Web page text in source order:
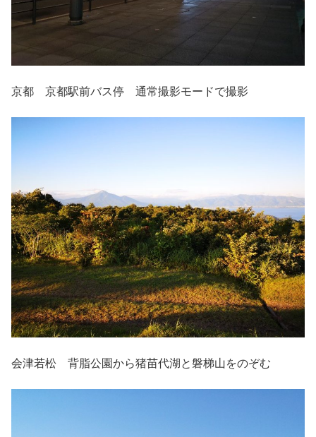
京都 京都駅前バス停 通常撮影モードで撮影
会津若松 背脂公園から猪苗代湖と磐梯山をのぞむ